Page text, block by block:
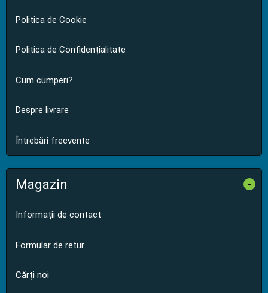
Politica de Cookie
Politica de Confidențialitate
Cum cumperi?
Despre livrare
Întrebări frecvente
Magazin -
Informații de contact
Formular de retur
Cărți noi